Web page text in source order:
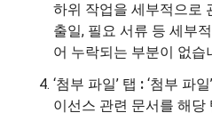
하위 작업을 세부적으로
출일, 필요 서류 등 세부
어 누락되는 부분이 없습
‘첨부 파일’ 탭 : ‘첨부 파
이선스 관련 문서를 해당